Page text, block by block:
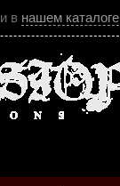
в нашем каталоге